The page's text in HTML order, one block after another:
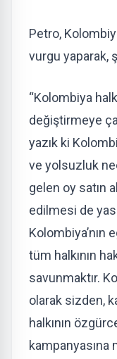
Petro,
vurgu yaparak,
“Kolombiya
değiştirmeye
yazık ki
ve yolsuzluk
gelen oy satın
edilmesi de
Kolombiya’nın
tüm halkının
savunmaktır.
olarak sizden,
halkının